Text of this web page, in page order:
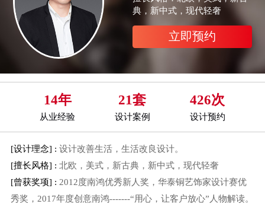
典，新中式，现代轻奢
立即预约
14年
从业经验
21套
设计案例
426次
设计预约
[设计理念] : 设计改善生活，生活改良设计。
[擅长风格] : 北欧，美式，新古典，新中式，现代轻奢
[曾获奖项] : 2012度南鸿优秀新人奖，华泰铜艺饰家设计赛优
秀奖，2017年度创意南鸿-------“用心，让客户放心”人物解读。